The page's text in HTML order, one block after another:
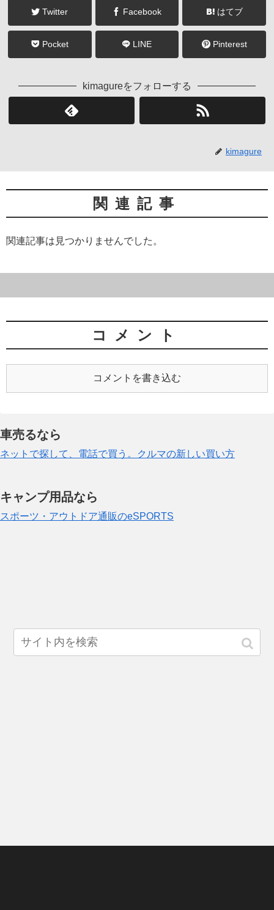
Twitter Facebook はてブ
Pocket LINE Pinterest
kimagureをフォローする
kimagure
関連記事
関連記事は見つかりませんでした。
コメント
コメントを書き込む
車売るなら
ネットで探して、電話で買う。クルマの新しい買い方
キャンプ用品なら
スポーツ・アウトドア通販のeSPORTS